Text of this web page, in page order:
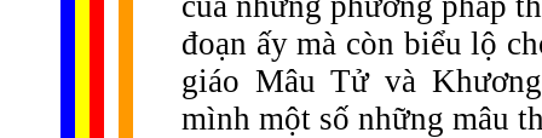
đoạn ấy mà còn biểu lộ
giáo Mâu Tử và
mình một số những mâu